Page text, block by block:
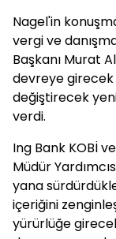
Nagel'in
vergi ve
Başkanı Murat
devreye girecek
değiştirecek
verdi.
Ing Bank KOBİ
Müdür
yana
içeriğini
yürürlüğe